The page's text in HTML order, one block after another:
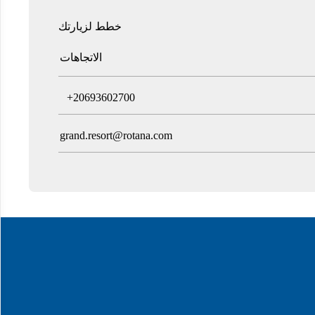
خطط لزيارتك
الاتجاهات
+20693602700
grand.resort@rotana.com